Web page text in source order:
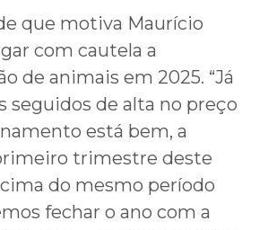
que motiva Maurício
com cautela a
de animais em 2025. “Já
seguidos de alta no preço
está bem, a
trimestre deste
do mesmo período
fechar o ano com a